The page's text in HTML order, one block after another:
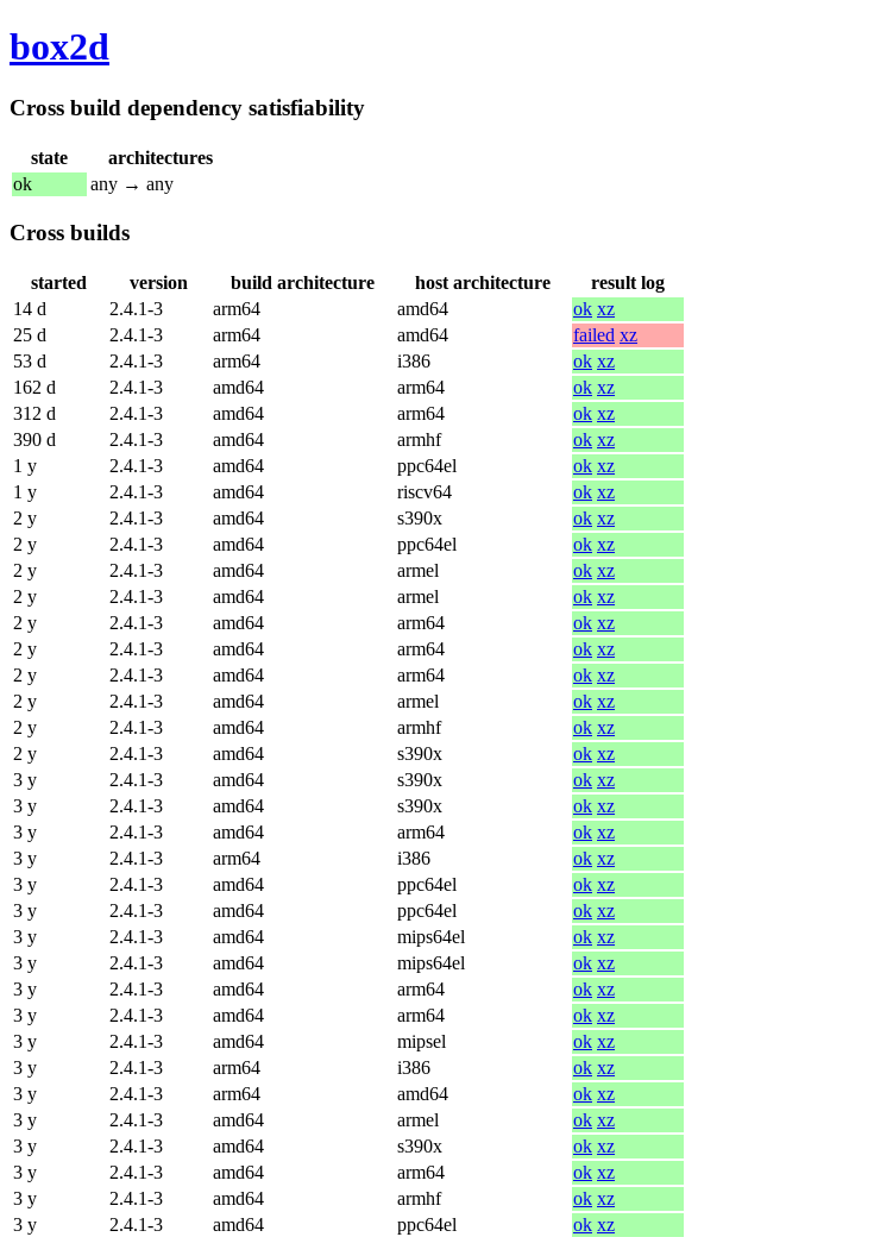
box2d
Cross build dependency satisfiability
state
architectures
ok
any → any
Cross builds
started version build architecture host architecture
result log
14 d
2.4.1-3 arm64 amd64 ok xz
25 d
2.4.1-3 arm64 amd64 failed xz
53 d
2.4.1-3 arm64 i386 ok xz
162 d
2.4.1-3 amd64 arm64 ok xz
312 d
2.4.1-3 amd64 arm64 ok xz
390 d
2.4.1-3 amd64 armhf ok xz
1 y
2.4.1-3 amd64 ppc64el ok xz
1 y
2.4.1-3 amd64 riscv64 ok xz
2 y
2.4.1-3 amd64 s390x ok xz
2 y
2.4.1-3 amd64 ppc64el ok xz
2 y
2.4.1-3 amd64 armel ok xz
2 y
2.4.1-3 amd64 armel ok xz
2 y
2.4.1-3 amd64 arm64 ok xz
2 y
2.4.1-3 amd64 arm64 ok xz
2 y
2.4.1-3 amd64 arm64 ok xz
2 y
2.4.1-3 amd64 armel ok xz
2 y
2.4.1-3 amd64 armhf ok xz
2 y
2.4.1-3 amd64 s390x ok xz
3 y
2.4.1-3 amd64 s390x ok xz
3 y
2.4.1-3 amd64 s390x ok xz
3 y
2.4.1-3 amd64 arm64 ok xz
3 y
2.4.1-3 arm64 i386 ok xz
3 y
2.4.1-3 amd64 ppc64el ok xz
3 y
2.4.1-3 amd64 ppc64el ok xz
3 y
2.4.1-3 amd64 mips64el ok xz
3 y
2.4.1-3 amd64 mips64el ok xz
3 y
2.4.1-3 amd64 arm64 ok xz
3 y
2.4.1-3 amd64 arm64 ok xz
3 y
2.4.1-3 amd64 mipsel ok xz
3 y
2.4.1-3 arm64 i386 ok xz
3 y
2.4.1-3 arm64 amd64 ok xz
3 y
2.4.1-3 amd64 armel ok xz
3 y
2.4.1-3 amd64 s390x ok xz
3 y
2.4.1-3 amd64 arm64 ok xz
3 y
2.4.1-3 amd64 armhf ok xz
3 y
2.4.1-3 amd64 ppc64el ok xz